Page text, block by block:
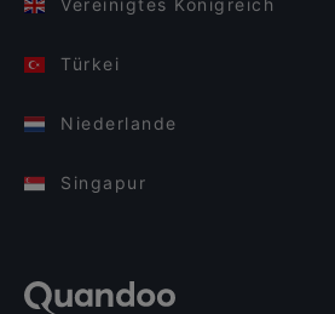
Vereinigtes Königreich
Türkei
Niederlande
Singapur